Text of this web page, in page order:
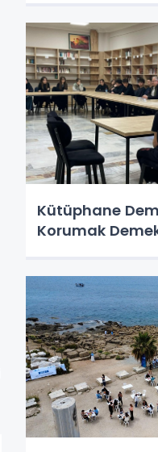
Kütüphane
Korumak